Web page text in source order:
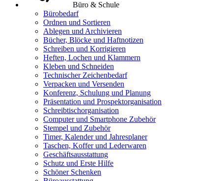
Büro & Schule
Bürobedarf
Ordnen und Sortieren
Ablegen und Archivieren
Bücher, Blöcke und Haftnotizen
Schreiben und Korrigieren
Heften, Lochen und Klammern
Kleben und Schneiden
Technischer Zeichenbedarf
Verpacken und Versenden
Konferenz, Schulung und Planung
Präsentation und Prospektorganisation
Schreibtischorganisation
Computer und Smartphone Zubehör
Stempel und Zubehör
Timer, Kalender und Jahresplaner
Taschen, Koffer und Lederwaren
Geschäftsausstattung
Schutz und Erste Hilfe
Schöner Schenken